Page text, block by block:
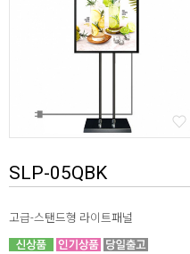
SLP-05QBK
고급-스탠드형 라이트패널